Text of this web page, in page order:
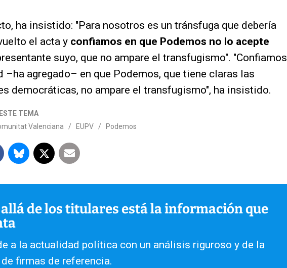
ha insistido: "Para nosotros es un tránsfuga que debería
el acta y confiamos en que Podemos no lo acepte
suyo, que no ampare el transfugismo". "Confiamos
–ha agregado– en que Podemos, que tiene claras las
democráticas, no ampare el transfugismo", ha insistido.
TEMA
Valenciana / EUPV / Podemos
allá de los titulares está la información que
a la actualidad política con un análisis riguroso y de la
firmas de referencia.